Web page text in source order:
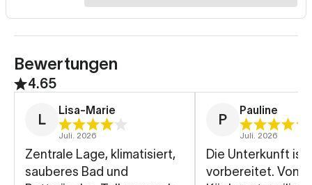
Bewertungen
4.65
L
Lisa-Marie
Juli. 2026
Zentrale Lage, klimatisiert,
sauberes Bad und
P
Pauline
Juli. 2026
Die Unterkunft ist
vorbereitet. Von